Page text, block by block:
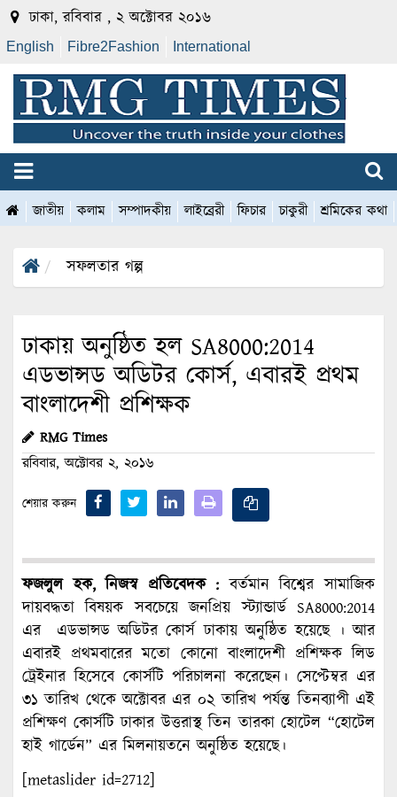
ঢাকা, রবিবার , ২ অক্টোবর ২০১৬
English Fibre2Fashion International
জাতীয় কলাম সম্পাদকীয় লাইব্রেরী ফিচার চাকুরী শ্রমিকের কথা
সফলতার গল্প
ঢাকায় অনুষ্ঠিত হল SA8000:2014
এডভান্সড অডিটর কোর্স, এবারই প্রথম
বাংলাদেশী প্রশিক্ষক
RMG Times
রবিবার, অক্টোবর ২, ২০১৬
শেয়ার করুন
ফজলুল হক, নিজস্ব প্রতিবেদক :বর্তমান বিশ্বের সামাজিক
দায়বদ্ধতা বিষয়ক সবচেয়ে জনপ্রিয় স্ট্যান্ডার্ড SA8000:2014
এর এডভান্সড অডিটর কোর্স ঢাকায় অনুষ্ঠিত হয়েছে । আর
এবারই প্রথমবারের মতো কোনো বাংলাদেশী প্রশিক্ষক লিড
ট্রেইনার হিসেবে কোর্সটি পরিচালনা করেছেন। সেপ্টেম্বর এর
৩১ তারিখ থেকে অক্টোবর এর ০২ তারিখ পর্যন্ত তিনব্যাপী এই
প্রশিক্ষণ কোর্সটি ঢাকার উত্তরাস্থ তিন তারকা হোটেল “হোটেল
হাই গার্ডেন” এর মিলনায়তনে অনুষ্ঠিত হয়েছে।
[metaslider id=2712]